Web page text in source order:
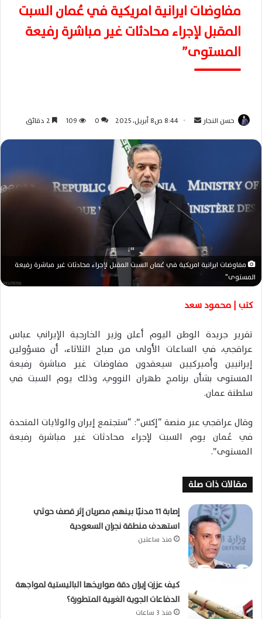
مفاوضات ايرانية امريكية في عُمان السبت
المقبل لإجراء محادثات غير مباشرة رفيعة
المستوى”
حسن النجار
ر
ي
د
ا
إ
ل
ت
ر
ن
ي
ا
8:44 ص8 أبريل، 2025 0
109
مفاوضات ايرانية امريكية في عُمان السبت المقبل لإجراء محادثات غير مباشرة رفيعة
المستوى"
كتب | محمود سعد
تقرير جريدة الوطن اليوم أعلن وزير الخارجية الإيراني عباس
عراقجي، في الساعات الأولى من صباح الثلاثاء، أن مسؤولين
إيرانيين وأميركيين سيعقدون مفاوضات غير مباشرة رفيعة
المستوى بشأن برنامج طهران النووي، وذلك يوم السبت في
سلطنة عمان.
وقال عراقجي عبر منصة “إكس”: “ستجتمع إيران والولايات المتحدة
في عُمان يوم السبت لإجراء محادثات غير مباشرة رفيعة
المستوى”.
مقالات ذات صلة
إصابة 11 مدنيًا بينهم مصريان إثر قصف حوثي
استهدف منطقة نجران السعودية
منذ ساعتين
كيف عززت إيران دقة صواريخها الباليستية لمواجهة
الدفاعات الجوية الغربية المتطورة؟
منذ 3 ساعات